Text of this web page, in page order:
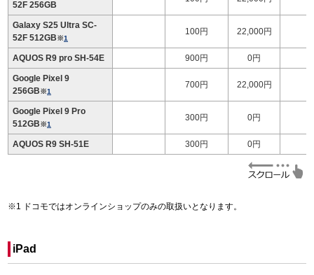
52F 256GB
Galaxy S25 Ultra SC-
52F 512GB※1
100円 22,000円
AQUOS R9 pro SH-54E 900円 0円
Google Pixel 9
256GB※1
700円 22,000円
Google Pixel 9 Pro
512GB※1
300円 0円
AQUOS R9 SH-51E 300円 0円
ドコモではオンラインショップのみの取扱いとなります。
iPad